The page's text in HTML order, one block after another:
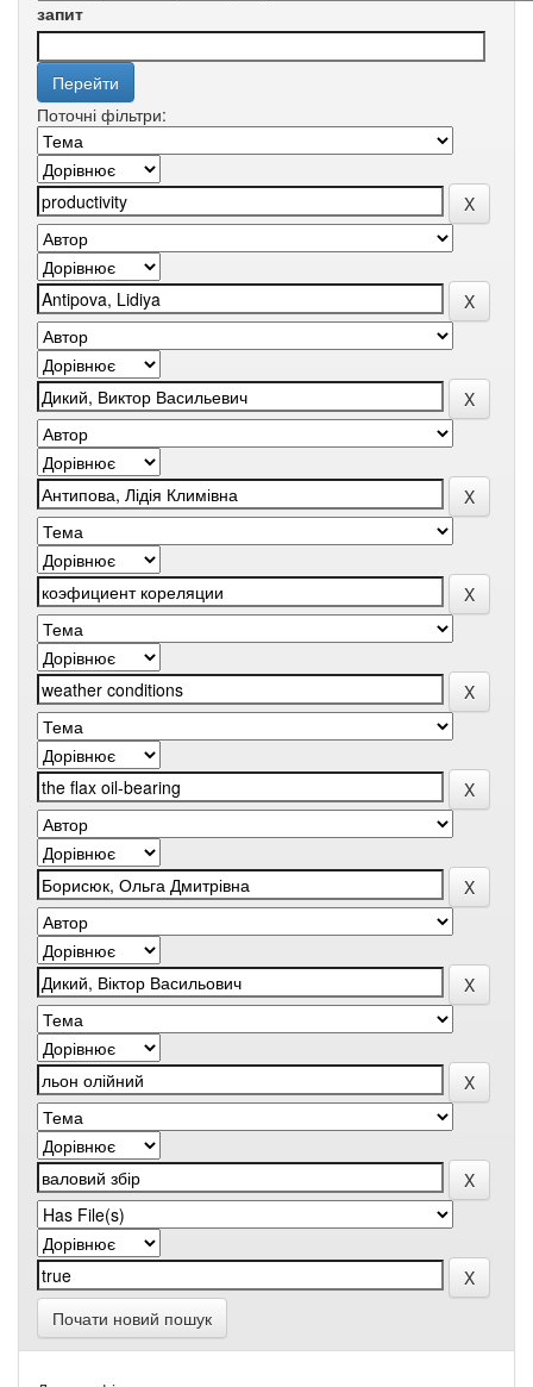
запит
Поточні фільтри:
Почати новий пошук